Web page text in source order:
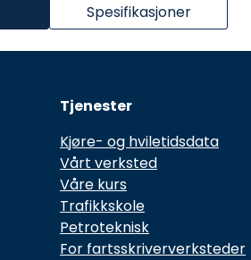
Spesifikasjoner
Tjenester
Kjøre- og hviletidsdata
Vårt verksted
Våre kurs
Trafikkskole
Petroteknisk
For fartsskriververksteder